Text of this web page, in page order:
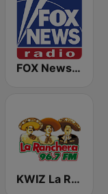
FOX News Radio
KWIZ La Ranchera 96.7 FM (US Only)